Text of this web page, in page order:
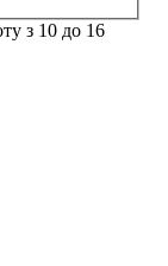
з 10 до 16